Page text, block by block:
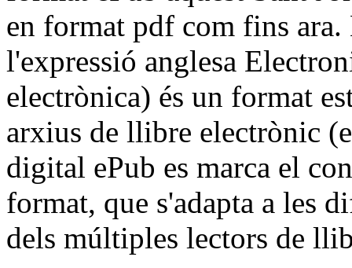
en format pdf com fins
l'expressió anglesa
electrònica) és un format
arxius de llibre electrònic
digital ePub es marca el
format, que s'adapta a les
dels múltiples lectors de